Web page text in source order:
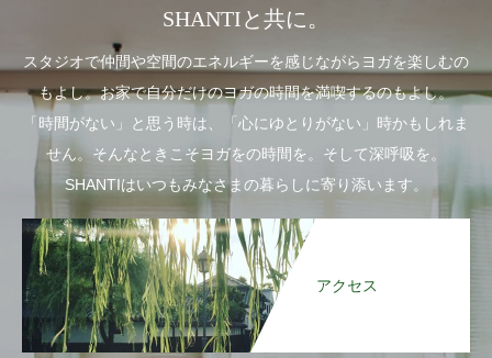
SHANTIと共に。
スタジオで仲間や空間のエネルギーを感じながらヨガを楽しむの
もよし。お家で自分だけのヨガの時間を満喫するのもよし。
「時間がない」と思う時は、「心にゆとりがない」時かもしれま
せん。そんなときこそヨガをの時間を。そして深呼吸を。
SHANTIはいつもみなさまの暮らしに寄り添います。
アクセス